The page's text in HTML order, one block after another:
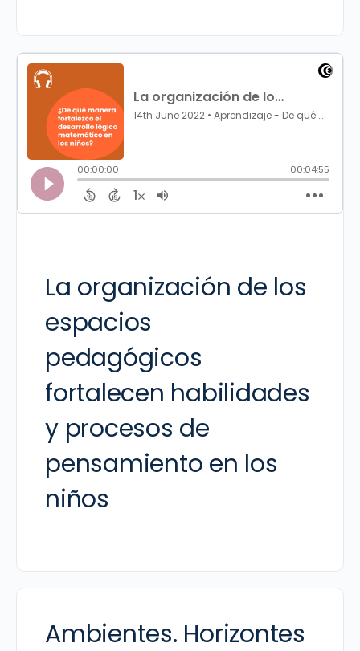
La organización de los
espacios
pedagógicos
fortalecen habilidades
y procesos de
pensamiento en los
niños
Ambientes. Horizontes